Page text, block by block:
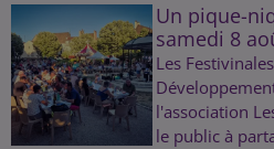
Un pique-
samedi 8
Les
l'association
le public à